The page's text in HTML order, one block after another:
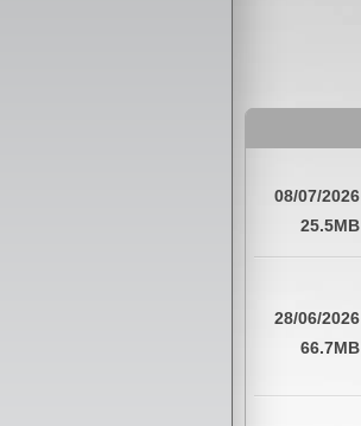
08/07/2026
25.5MB
28/06/2026
66.7MB